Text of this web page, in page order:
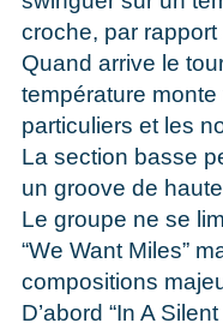
croche, par
Quand arrive le
température
particuliers et les
La section basse
un groove de
Le groupe ne se
“We Want Miles”
compositions
D’abord “In A